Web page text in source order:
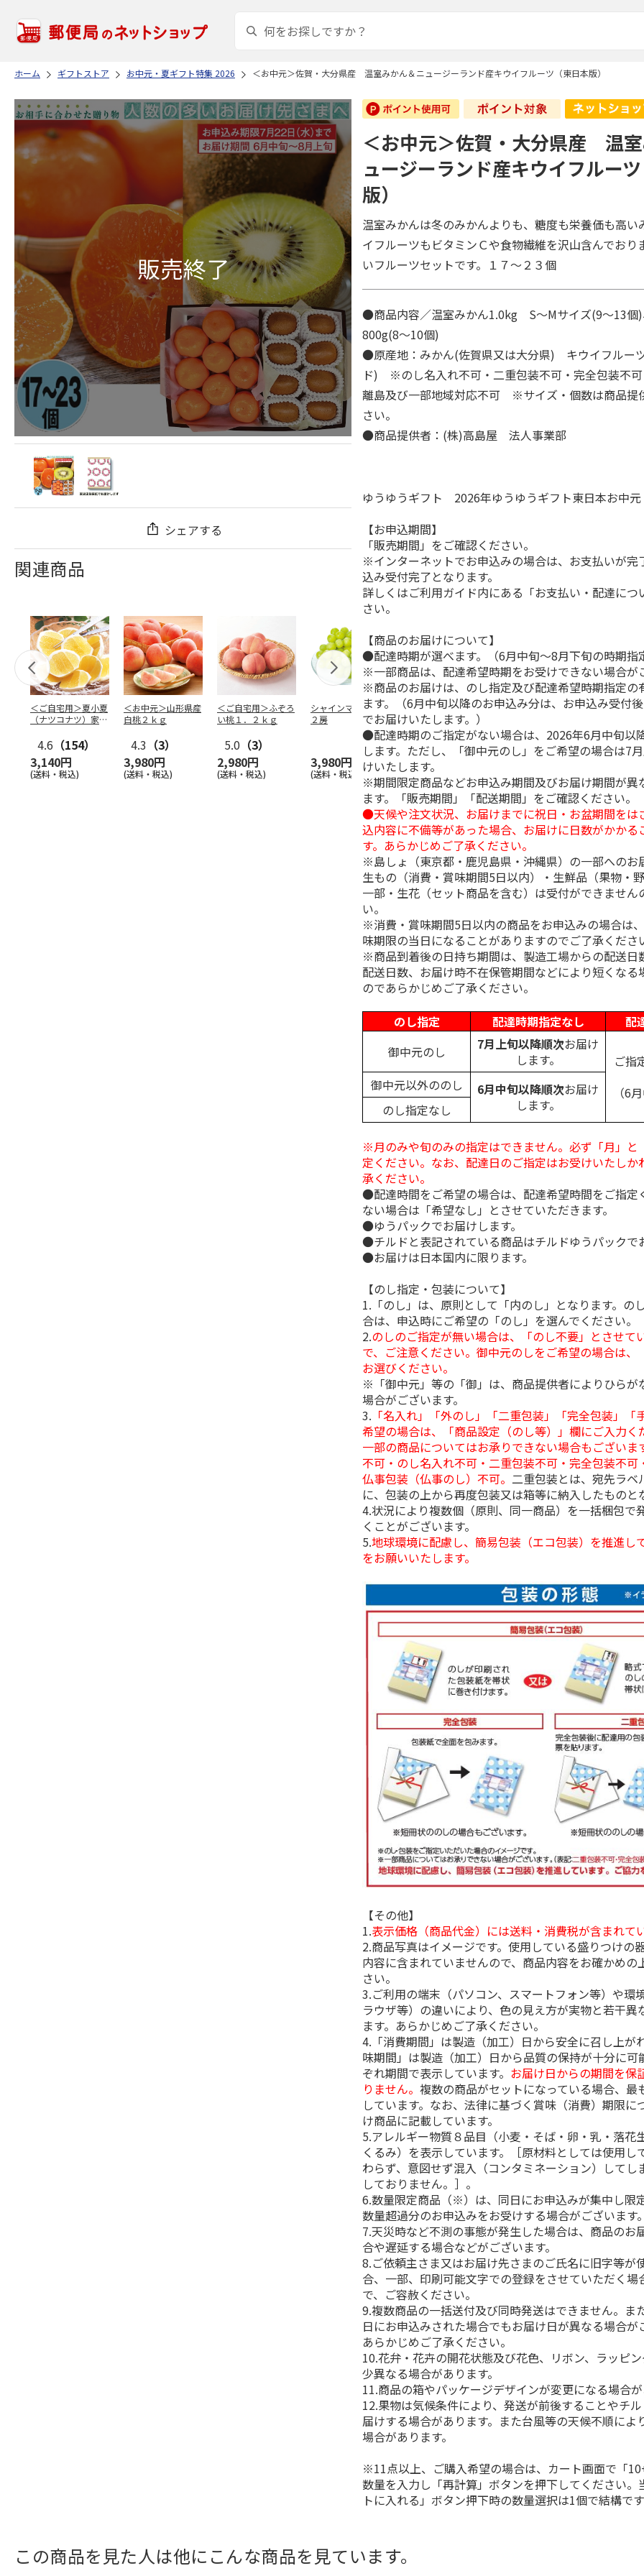
ホーム ギフトストア お中元・夏ギフト特集 2026 ＜お中元＞佐賀・大分県産 温室みかん＆ニュージーランド産キウイフルーツ（東日本版）
シェアする
関連商品
＜ご自宅用＞夏小夏
（ナツコナツ）家庭
4.6 （154）
3,140円
(送料・税込)
＜お中元＞山形県産
白桃２ｋｇ
4.3 （3）
3,980円
(送料・税込)
＜ご自宅用＞ふぞろ
い桃１．２ｋｇ
5.0 （3）
2,980円
(送料・税込)
シャインマスカット
２房
3,980円
(送料・税込)
ＷＥＢ定期便果物コ
ース
4.5（102）
3,780円
(送料・税込)
ビッグマスクメロ
4.7（10）
4,150円
夏小夏 家
4.6（25
3,140円
＜お中元＞佐賀・大分県産 温
ュージーランド産キウイフルー
版）
温室みかんは冬のみかんよりも、糖度も栄養価も高い
イフルーツもビタミンＣや食物繊維を沢山含んでおり
いフルーツセットです。１７～２３個
●商品内容／温室みかん1.0kg S～Mサイズ(9～13個
800g(8～10個)
●原産地：みかん(佐賀県又は大分県) キウイフルー
ド) ※のし名入れ不可・二重包装不可・完全包装不
離島及び一部地域対応不可 ※サイズ・個数は商品提
さい。
●商品提供者：(株)高島屋 法人事業部
ゆうゆうギフト 2026年ゆうゆうギフト東日本お中
【お申込期間】
「販売期間」をご確認ください。
※インターネットでお申込みの場合は、お支払いが完
込み受付完了となります。
詳しくはご利用ガイド内にある「お支払い・配達につ
さい。
【商品のお届けについて】
●配達時期が選べます。（6月中旬～8月下旬の時期指
※一部商品は、配達希望時期をお受けできない場合が
※商品のお届けは、のし指定及び配達希望時期指定の
ます。（6月中旬以降のお申込み分は、お申込み受付
でお届けいたします。）
●配達時期のご指定がない場合は、2026年6月中旬以
します。ただし、「御中元のし」をご希望の場合は7
けいたします。
※期間限定商品などお申込み期間及びお届け期間が異
ます。「販売期間」「配送期間」をご確認ください。
●天候や注文状況、お届けまでに祝日・お盆期間をは
込内容に不備等があった場合、お届けに日数がかかる
す。あらかじめご了承ください。
※島しょ（東京都・鹿児島県・沖縄県）の一部へのお
生もの（消費・賞味期間5日以内）・生鮮品（果物・
一部・生花（セット商品を含む）は受付ができません
い。
※消費・賞味期間5日以内の商品をお申込みの場合は
味期限の当日になることがありますのでご了承くださ
※商品到着後の日持ち期間は、製造工場からの配送日
配送日数、お届け時不在保管期間などにより短くなる
のであらかじめご了承ください。
のし指定
配達時期指定なし
配
御中元のし
7月上旬以降順次お届け
します。
ご指
（6
御中元以外ののし 6月中旬以降順次お届け
します。
のし指定なし
※月のみや旬のみの指定はできません。必ず「月」と
定ください。なお、配達日のご指定はお受けいたしか
承ください。
●配達時間をご希望の場合は、配達希望時間をご指定
ない場合は「希望なし」とさせていただきます。
●ゆうパックでお届けします。
●チルドと表記されている商品はチルドゆうパックで
●お届けは日本国内に限ります。
【のし指定・包装について】
1.「のし」は、原則として「内のし」となります。の
合は、申込時にご希望の「のし」を選んでください。
2.のしのご指定が無い場合は、「のし不要」とさせて
で、ご注意ください。御中元のしをご希望の場合は、
お選びください。
※「御中元」等の「御」は、商品提供者によりひらが
場合がございます。
3. 「名入れ」「外のし」「二重包装」「完全包装」「
希望の場合は、「商品設定（のし等）」欄にご入力く
一部の商品についてはお承りできない場合もございま
不可・のし名入れ不可・二重包装不可・完全包装不可
仏事包装（仏事のし）不可。 二重包装とは、宛先ラベ
に、包装の上から再度包装又は箱等に納入したものと
4.状況により複数個（原則、同一商品）を一括梱包で
くことがございます。
5.地球環境に配慮し、簡易包装（エコ包装）を推進し
をお願いいたします。
【その他】
1.表示価格（商品代金）には送料・消費税が含まれて
2.商品写真はイメージです。使用している盛りつけの
内容に含まれていませんので、商品内容をお確かめの
さい。
3.ご利用の端末（パソコン、スマートフォン等）や環
ラウザ等）の違いにより、色の見え方が実物と若干異
ます。あらかじめご了承ください。
4.「消費期間」は製造（加工）日から安全に召し上が
味期間」は製造（加工）日から品質の保持が十分に可
ぞれ期間で表示しています。 お届け日からの期間を保
りません。複数の商品がセットになっている場合、最
しています。なお、法律に基づく賞味（消費）期限に
け商品に記載しています。
5.アレルギー物質８品目（小麦・そば・卵・乳・落花
くるみ）を表示しています。［原材料としては使用し
わらず、意図せず混入（コンタミネーション）してし
しておりません。］。
6.数量限定商品（※）は、同日にお申込みが集中し限
数量超過分のお申込みをお受けする場合がございます
7.天災時など不測の事態が発生した場合は、商品のお
合や遅延する場合などがございます。
8.ご依頼主さま又はお届け先さまのご氏名に旧字等が
合、一部、印刷可能文字での登録をさせていただく場
で、ご容赦ください。
9.複数商品の一括送付及び同時発送はできません。ま
日にお申込みされた場合でもお届け日が異なる場合が
あらかじめご了承ください。
10.花弁・花卉の開花状態及び花色、リボン、ラッピ
少異なる場合があります。
11.商品の箱やパッケージデザインが変更になる場合
12.果物は気候条件により、発送が前後することやチ
届けする場合があります。また台風等の天候不順によ
場合があります。
※11点以上、ご購入希望の場合は、カート画面で「
数量を入力し「再計算」ボタンを押下してください。
トに入れる」ボタン押下時の数量選択は1個で結構で
この商品を見た人は他にこんな商品を見ています。